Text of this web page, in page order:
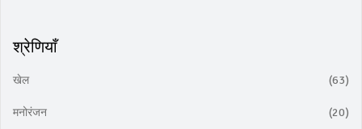
श्रेणियाँ
खेल (63)
मनोरंजन (20)